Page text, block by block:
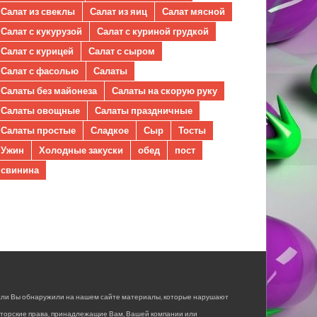
Салат из свеклы Салат из яиц
Салат мясной
Салат с кукурузой
Салат с куриной грудкой
Салат с курицей
Салат с сыром
Салат с фасолью
Салаты
Салаты без майонеза
Салаты на скорую руку
Салаты овощные
Салаты праздничные
Салаты простые
Сладкое Сыр
Тосты
Ужин
Холодные закуски обед
пост
свинина
Вы обнаружили на нашем сайте материалы, которые нарушают
права, принадлежащие Вам, Вашей компании или